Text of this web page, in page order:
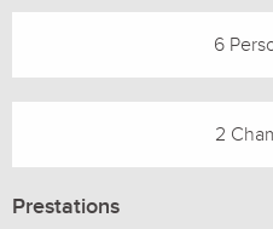
6
2
Prestations